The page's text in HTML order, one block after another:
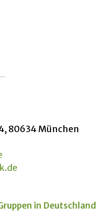
80634 München
in Deutschland